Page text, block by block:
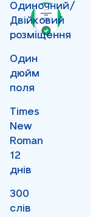
Одиночний/
Двійковий
розміщення
Один
дюйм
поля
Times
New
Roman
12
днів
300
слів